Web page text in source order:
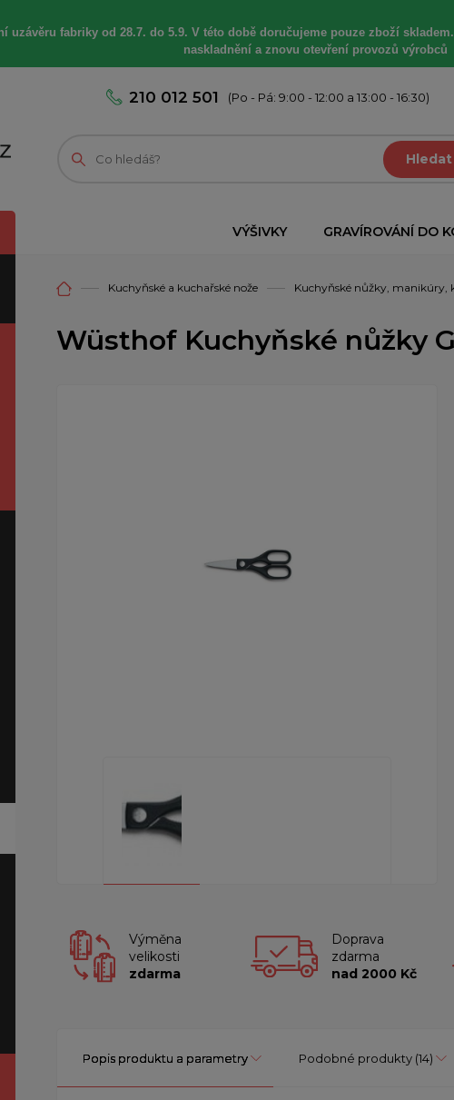
uzávěru fabriky od 28.7. do 5.9. V této době doručujeme pouze zboží
naskladnění a znovu otevření provozů výrobců
210 012 501 (Po - Pá: 9:00 - 12:00 a 13:00 - 16:30)
Hledat
VÝŠIVKY GRAVÍROVÁNÍ DO
Kuchyňské a kuchařské nože Kuchyňské nůžky, manikúry,
Wüsthof Kuchyňské nůžky
Výměna
velikosti
zdarma
Doprava
zdarma
nad 2000 Kč
Popis produktu a parametry Podobné produkty (14)